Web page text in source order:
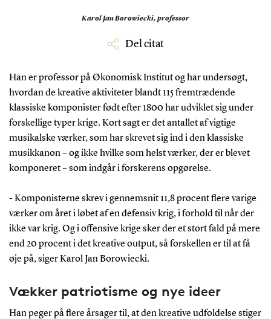
Karol Jan Borowiecki, professor
Del citat
Han er professor på Økonomisk Institut og har undersøgt,
hvordan de kreative aktiviteter blandt 115 fremtrædende
klassiske komponister født efter 1800 har udviklet sig under
forskellige typer krige. Kort sagt er det antallet af vigtige
musikalske værker, som har skrevet sig ind i den klassiske
musikkanon – og ikke hvilke som helst værker, der er blevet
komponeret – som indgår i forskerens opgørelse.
- Komponisterne skrev i gennemsnit 11,8 procent flere varige
værker om året i løbet af en defensiv krig, i forhold til når der
ikke var krig. Og i offensive krige sker der et stort fald på mere
end 20 procent i det kreative output, så forskellen er til at få
øje på, siger Karol Jan Borowiecki.
Vækker patriotisme og nye ideer
Han peger på flere årsager til, at den kreative udfoldelse stiger